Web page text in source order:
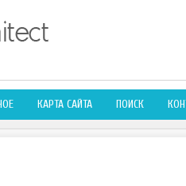
КАРТА САЙТА ПОИСК